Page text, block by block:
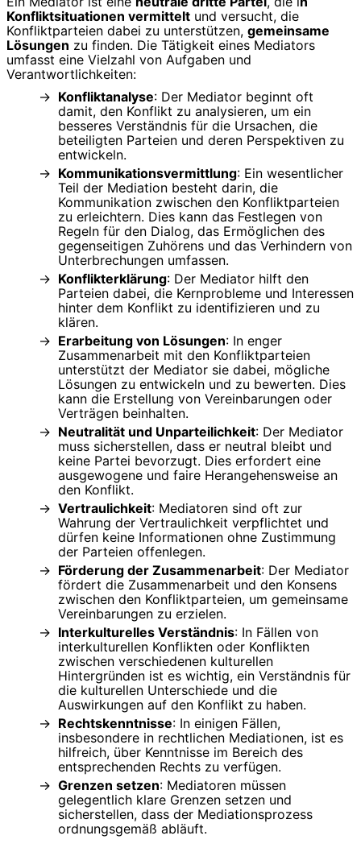
Konfliktsituationen vermittelt und versucht, die
Konfliktparteien dabei zu unterstützen, gemeinsame
Lösungen zu finden. Die Tätigkeit eines Mediators
umfasst eine Vielzahl von Aufgaben und
Verantwortlichkeiten:
Konfliktanalyse: Der Mediator beginnt oft
damit, den Konflikt zu analysieren, um ein
besseres Verständnis für die Ursachen, die
beteiligten Parteien und deren Perspektiven zu
entwickeln.
Kommunikationsvermittlung: Ein wesentlicher
Teil der Mediation besteht darin, die
Kommunikation zwischen den Konfliktparteien
zu erleichtern. Dies kann das Festlegen von
Regeln für den Dialog, das Ermöglichen des
gegenseitigen Zuhörens und das Verhindern von
Unterbrechungen umfassen.
Konflikterklärung: Der Mediator hilft den
Parteien dabei, die Kernprobleme und Interessen
hinter dem Konflikt zu identifizieren und zu
klären.
Erarbeitung von Lösungen: In enger
Zusammenarbeit mit den Konfliktparteien
unterstützt der Mediator sie dabei, mögliche
Lösungen zu entwickeln und zu bewerten. Dies
kann die Erstellung von Vereinbarungen oder
Verträgen beinhalten.
Neutralität und Unparteilichkeit: Der Mediator
muss sicherstellen, dass er neutral bleibt und
keine Partei bevorzugt. Dies erfordert eine
ausgewogene und faire Herangehensweise an
den Konflikt.
Vertraulichkeit: Mediatoren sind oft zur
Wahrung der Vertraulichkeit verpflichtet und
dürfen keine Informationen ohne Zustimmung
der Parteien offenlegen.
Förderung der Zusammenarbeit: Der Mediator
fördert die Zusammenarbeit und den Konsens
zwischen den Konfliktparteien, um gemeinsame
Vereinbarungen zu erzielen.
Interkulturelles Verständnis: In Fällen von
interkulturellen Konflikten oder Konflikten
zwischen verschiedenen kulturellen
Hintergründen ist es wichtig, ein Verständnis für
die kulturellen Unterschiede und die
Auswirkungen auf den Konflikt zu haben.
Rechtskenntnisse: In einigen Fällen,
insbesondere in rechtlichen Mediationen, ist es
hilfreich, über Kenntnisse im Bereich des
entsprechenden Rechts zu verfügen.
Grenzen setzen: Mediatoren müssen
gelegentlich klare Grenzen setzen und
sicherstellen, dass der Mediationsprozess
ordnungsgemäß abläuft.